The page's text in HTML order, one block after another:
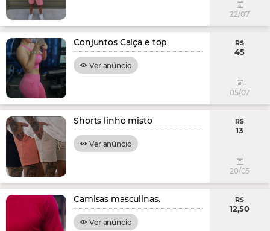
22/07
Conjuntos Calça e top
Ver anúncio
R$
45
05/07
Shorts linho misto
Ver anúncio
R$
13
20/05
Camisas masculinas.
Ver anúncio
R$
12,50